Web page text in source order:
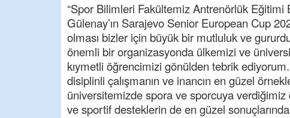
“Spor Bilimleri Fakültemiz Antrenörlük Eğitimi
Gülenay’ın Sarajevo Senior European Cup
olması bizler için büyük bir mutluluk ve
önemli bir organizasyonda ülkemizi ve
kıymetli öğrencimizi gönülden tebrik
disiplinli çalışmanın ve inancın en güzel
üniversitemizde spora ve sporcuya
ve sportif desteklerin de en güzel